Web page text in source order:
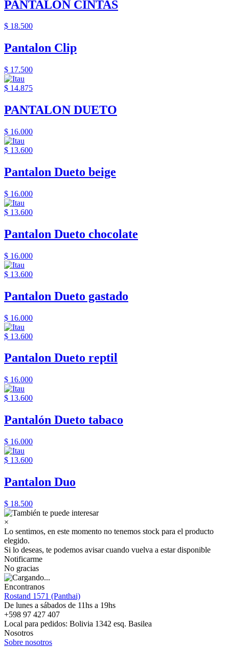
PANTALON CINTAS
$ 18.500
Pantalon Clip
$ 17.500
$ 14.875
PANTALON DUETO
$ 16.000
$ 13.600
Pantalon Dueto beige
$ 16.000
$ 13.600
Pantalon Dueto chocolate
$ 16.000
$ 13.600
Pantalon Dueto gastado
$ 16.000
$ 13.600
Pantalon Dueto reptil
$ 16.000
$ 13.600
Pantalón Dueto tabaco
$ 16.000
$ 13.600
Pantalon Duo
$ 18.500
×
Lo sentimos, en este momento no tenemos stock para el producto
elegido.
Si lo deseas, te podemos avisar cuando vuelva a estar disponible
Notificarme
No gracias
Encontranos
Rostand 1571 (Panthai)
De lunes a sábados de 11hs a 19hs
+598 97 427 407
Local para pedidos: Bolivia 1342 esq. Basilea
Nosotros
Sobre nosotros